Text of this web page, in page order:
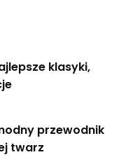
klasyki,
przewodnik
twarz